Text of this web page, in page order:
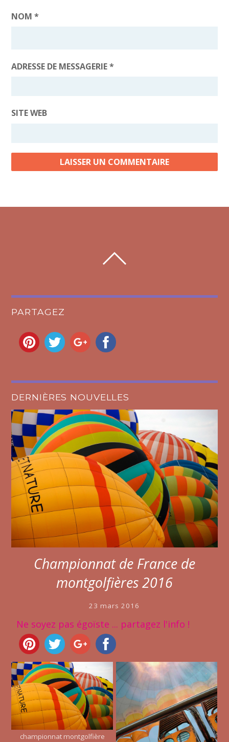
NOM*
ADRESSE DE MESSAGERIE*
SITE WEB
PARTAGEZ
DERNIÈRES NOUVELLES
Championnat de France de
montgolfières 2016
23 mars 2016
Ne soyez pas égoïste ... partagez l'info !
championnat montgolfière